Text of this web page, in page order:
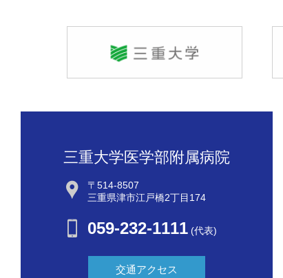
三重大学医学部附属病院
〒514-8507
三重県津市江戸橋2丁目174
059-232-1111 (代表)
交通アクセス